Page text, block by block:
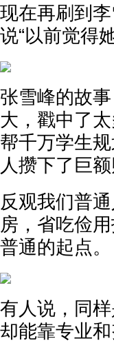
现在再刷到
说“以前觉得
张雪峰的故
大，戳中了
帮千万学生
人攒下了巨
反观我们普
房，省吃俭
普通的起点。
有人说，同
却能靠专业